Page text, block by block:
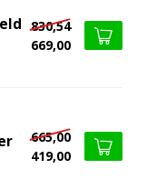
830,54
669,00
665,00
419,00